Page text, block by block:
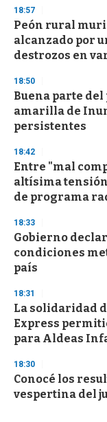
18:57
Peón rural
alcanzado por
destrozos en
18:50
Buena parte
amarilla de
persistentes
18:42
Entre "mal
altísima
de programa
18:33
Gobierno
condiciones
país
18:31
La solidaridad
Express
para Aldeas
18:30
Conocé los
vespertina del